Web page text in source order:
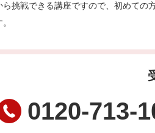
ら挑戦できる講座ですので、初めて
0120-713-